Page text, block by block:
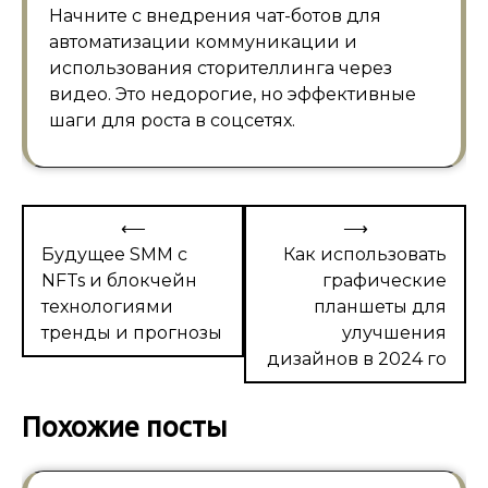
Начните с внедрения чат-ботов для
автоматизации коммуникации и
использования сторителлинга через
видео. Это недорогие, но эффективные
шаги для роста в соцсетях.
Навигация
по
записям
⟵
Будущее SMM с
NFTs и блокчейн
технологиями
тренды и прогнозы
Как использовать
графические
планшеты для
улучшения
дизайнов в 2024 го
⟶
Похожие посты